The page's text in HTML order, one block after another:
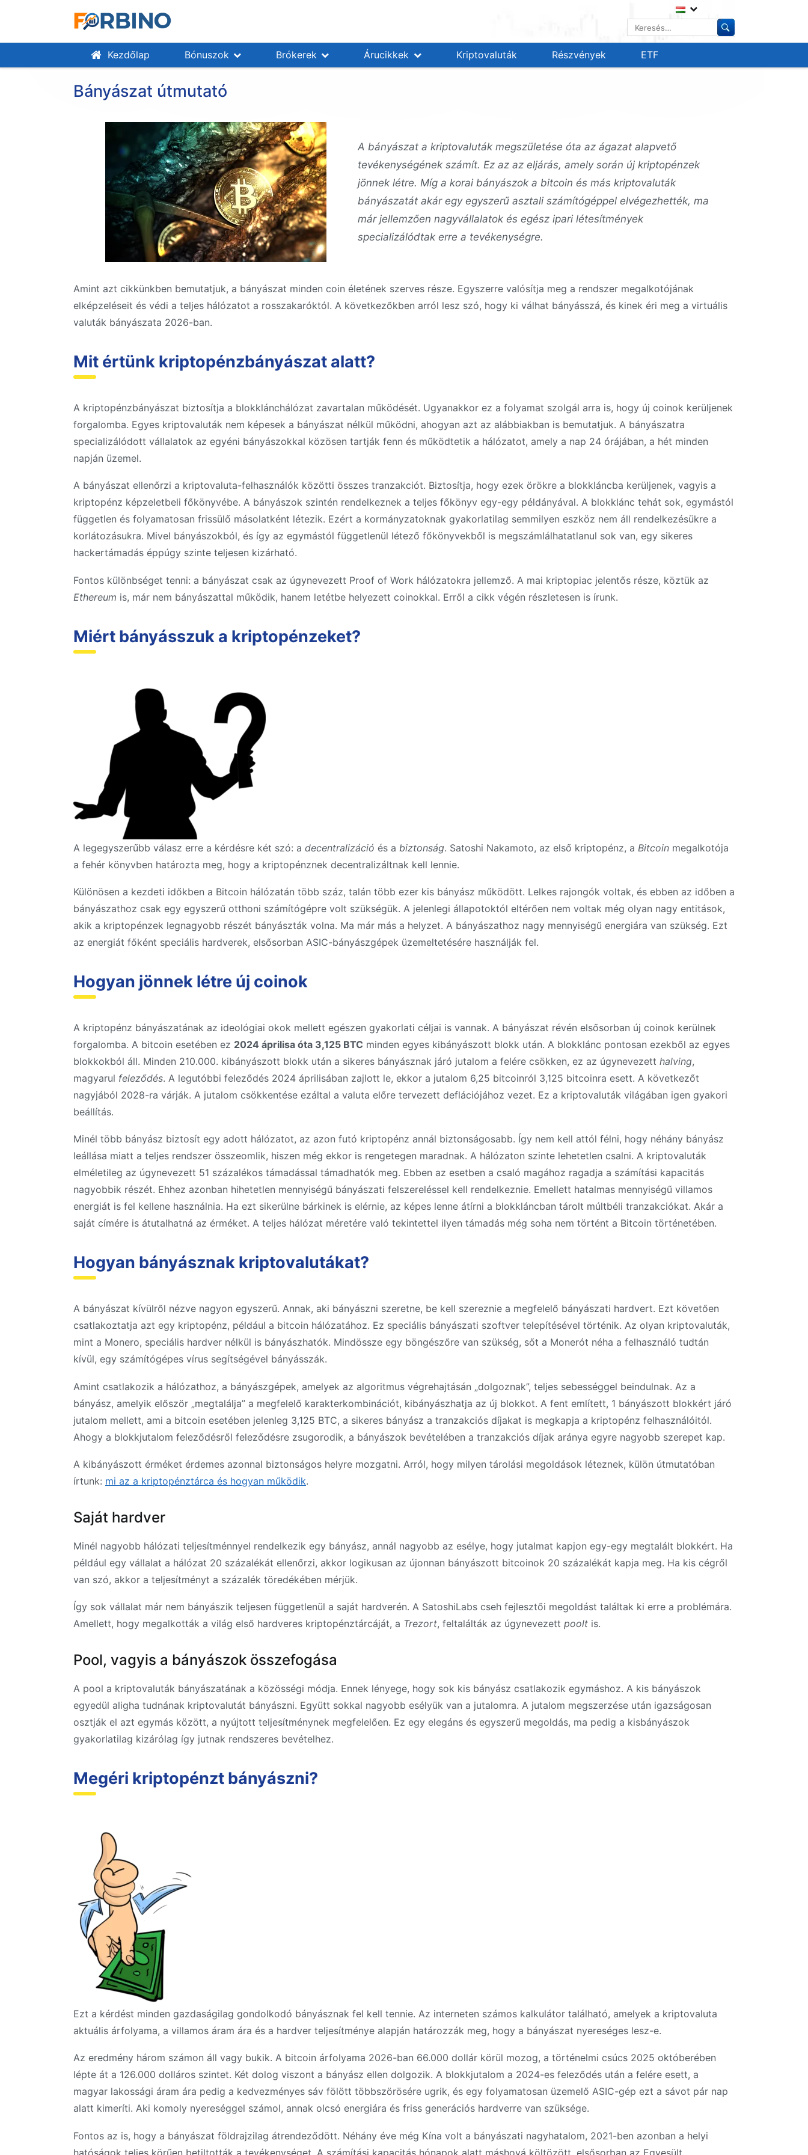
Keresés:
Kezdőlap Bónuszok Brókerek Árucikkek Kriptovaluták Részvények ETF
Bányászat útmutató
A bányászat a kriptovaluták megszületése óta az ágazat alapvető
tevékenységének számít. Ez az az eljárás, amely során új kriptopénzek
jönnek létre. Míg a korai bányászok a bitcoin és más kriptovaluták
bányászatát akár egy egyszerű asztali számítógéppel elvégezhették, ma
már jellemzően nagyvállalatok és egész ipari létesítmények
specializálódtak erre a tevékenységre.
Amint azt cikkünkben bemutatjuk, a bányászat minden coin életének szerves része. Egyszerre valósítja meg a rendszer megalkotójának
elképzeléseit és védi a teljes hálózatot a rosszakaróktól. A következőkben arról lesz szó, hogy ki válhat bányásszá, és kinek éri meg a virtuális
valuták bányászata 2026-ban.
Mit értünk kriptopénzbányászat alatt?
A kriptopénzbányászat biztosítja a blokklánchálózat zavartalan működését. Ugyanakkor ez a folyamat szolgál arra is, hogy új coinok kerüljenek
forgalomba. Egyes kriptovaluták nem képesek a bányászat nélkül működni, ahogyan azt az alábbiakban is bemutatjuk. A bányászatra
specializálódott vállalatok az egyéni bányászokkal közösen tartják fenn és működtetik a hálózatot, amely a nap 24 órájában, a hét minden
napján üzemel.
A bányászat ellenőrzi a kriptovaluta-felhasználók közötti összes tranzakciót. Biztosítja, hogy ezek örökre a blokkláncba kerüljenek, vagyis a
kriptopénz képzeletbeli főkönyvébe. A bányászok szintén rendelkeznek a teljes főkönyv egy-egy példányával. A blokklánc tehát sok, egymástól
független és folyamatosan frissülő másolatként létezik. Ezért a kormányzatoknak gyakorlatilag semmilyen eszköz nem áll rendelkezésükre a
korlátozásukra. Mivel bányászokból, és így az egymástól függetlenül létező főkönyvekből is megszámlálhatatlanul sok van, egy sikeres
hackertámadás éppúgy szinte teljesen kizárható.
Fontos különbséget tenni: a bányászat csak az úgynevezett Proof of Work hálózatokra jellemző. A mai kriptopiac jelentős része, köztük az
Ethereum is, már nem bányászattal működik, hanem letétbe helyezett coinokkal. Erről a cikk végén részletesen is írunk.
Miért bányásszuk a kriptopénzeket?
A legegyszerűbb válasz erre a kérdésre két szó: a decentralizáció és a biztonság. Satoshi Nakamoto, az első kriptopénz, a Bitcoin megalkotója
a fehér könyvben határozta meg, hogy a kriptopénznek decentralizáltnak kell lennie.
Különösen a kezdeti időkben a Bitcoin hálózatán több száz, talán több ezer kis bányász működött. Lelkes rajongók voltak, és ebben az időben a
bányászathoz csak egy egyszerű otthoni számítógépre volt szükségük. A jelenlegi állapotoktól eltérően nem voltak még olyan nagy entitások,
akik a kriptopénzek legnagyobb részét bányászták volna. Ma már más a helyzet. A bányászathoz nagy mennyiségű energiára van szükség. Ezt
az energiát főként speciális hardverek, elsősorban ASIC-bányászgépek üzemeltetésére használják fel.
Hogyan jönnek létre új coinok
A kriptopénz bányászatának az ideológiai okok mellett egészen gyakorlati céljai is vannak. A bányászat révén elsősorban új coinok kerülnek
forgalomba. A bitcoin esetében ez 2024 áprilisa óta 3,125 BTC minden egyes kibányászott blokk után. A blokklánc pontosan ezekből az egyes
blokkokból áll. Minden 210.000. kibányászott blokk után a sikeres bányásznak járó jutalom a felére csökken, ez az úgynevezett halving,
magyarul feleződés. A legutóbbi feleződés 2024 áprilisában zajlott le, ekkor a jutalom 6,25 bitcoinról 3,125 bitcoinra esett. A következőt
nagyjából 2028-ra várják. A jutalom csökkentése ezáltal a valuta előre tervezett deflációjához vezet. Ez a kriptovaluták világában igen gyakori
beállítás.
Minél több bányász biztosít egy adott hálózatot, az azon futó kriptopénz annál biztonságosabb. Így nem kell attól félni, hogy néhány bányász
leállása miatt a teljes rendszer összeomlik, hiszen még ekkor is rengetegen maradnak. A hálózaton szinte lehetetlen csalni. A kriptovaluták
elméletileg az úgynevezett 51 százalékos támadással támadhatók meg. Ebben az esetben a csaló magához ragadja a számítási kapacitás
nagyobbik részét. Ehhez azonban hihetetlen mennyiségű bányászati felszereléssel kell rendelkeznie. Emellett hatalmas mennyiségű villamos
energiát is fel kellene használnia. Ha ezt sikerülne bárkinek is elérnie, az képes lenne átírni a blokkláncban tárolt múltbéli tranzakciókat. Akár a
saját címére is átutalhatná az érméket. A teljes hálózat méretére való tekintettel ilyen támadás még soha nem történt a Bitcoin történetében.
Hogyan bányásznak kriptovalutákat?
A bányászat kívülről nézve nagyon egyszerű. Annak, aki bányászni szeretne, be kell szereznie a megfelelő bányászati hardvert. Ezt követően
csatlakoztatja azt egy kriptopénz, például a bitcoin hálózatához. Ez speciális bányászati szoftver telepítésével történik. Az olyan kriptovaluták,
mint a Monero, speciális hardver nélkül is bányászhatók. Mindössze egy böngészőre van szükség, sőt a Monerót néha a felhasználó tudtán
kívül, egy számítógépes vírus segítségével bányásszák.
Amint csatlakozik a hálózathoz, a bányászgépek, amelyek az algoritmus végrehajtásán „dolgoznak”, teljes sebességgel beindulnak. Az a
bányász, amelyik először „megtalálja” a megfelelő karakterkombinációt, kibányászhatja az új blokkot. A fent említett, 1 bányászott blokkért járó
jutalom mellett, ami a bitcoin esetében jelenleg 3,125 BTC, a sikeres bányász a tranzakciós díjakat is megkapja a kriptopénz felhasználóitól.
Ahogy a blokkjutalom feleződésről feleződésre zsugorodik, a bányászok bevételében a tranzakciós díjak aránya egyre nagyobb szerepet kap.
A kibányászott érméket érdemes azonnal biztonságos helyre mozgatni. Arról, hogy milyen tárolási megoldások léteznek, külön útmutatóban
írtunk: mi az a kriptopénztárca és hogyan működik.
Saját hardver
Minél nagyobb hálózati teljesítménnyel rendelkezik egy bányász, annál nagyobb az esélye, hogy jutalmat kapjon egy-egy megtalált blokkért. Ha
például egy vállalat a hálózat 20 százalékát ellenőrzi, akkor logikusan az újonnan bányászott bitcoinok 20 százalékát kapja meg. Ha kis cégről
van szó, akkor a teljesítményt a százalék töredékében mérjük.
Így sok vállalat már nem bányászik teljesen függetlenül a saját hardverén. A SatoshiLabs cseh fejlesztői megoldást találtak ki erre a problémára.
Amellett, hogy megalkották a világ első hardveres kriptopénztárcáját, a Trezort, feltalálták az úgynevezett poolt is.
Pool, vagyis a bányászok összefogása
A pool a kriptovaluták bányászatának a közösségi módja. Ennek lényege, hogy sok kis bányász csatlakozik egymáshoz. A kis bányászok
egyedül aligha tudnának kriptovalutát bányászni. Együtt sokkal nagyobb esélyük van a jutalomra. A jutalom megszerzése után igazságosan
osztják el azt egymás között, a nyújtott teljesítménynek megfelelően. Ez egy elegáns és egyszerű megoldás, ma pedig a kisbányászok
gyakorlatilag kizárólag így jutnak rendszeres bevételhez.
Megéri kriptopénzt bányászni?
Ezt a kérdést minden gazdaságilag gondolkodó bányásznak fel kell tennie. Az interneten számos kalkulátor található, amelyek a kriptovaluta
aktuális árfolyama, a villamos áram ára és a hardver teljesítménye alapján határozzák meg, hogy a bányászat nyereséges lesz-e.
Az eredmény három számon áll vagy bukik. A bitcoin árfolyama 2026-ban 66.000 dollár körül mozog, a történelmi csúcs 2025 októberében
lépte át a 126.000 dolláros szintet. Két dolog viszont a bányász ellen dolgozik. A blokkjutalom a 2024-es feleződés után a felére esett, a
magyar lakossági áram ára pedig a kedvezményes sáv fölött többszörösére ugrik, és egy folyamatosan üzemelő ASIC-gép ezt a sávot pár nap
alatt kimeríti. Aki komoly nyereséggel számol, annak olcsó energiára és friss generációs hardverre van szüksége.
Fontos az is, hogy a bányászat földrajzilag átrendeződött. Néhány éve még Kína volt a bányászati nagyhatalom, 2021-ben azonban a helyi
hatóságok teljes körűen betiltották a tevékenységet. A számítási kapacitás hónapok alatt máshová költözött, elsősorban az Egyesült